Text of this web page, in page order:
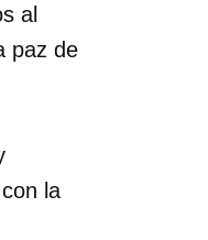
al
paz de
la